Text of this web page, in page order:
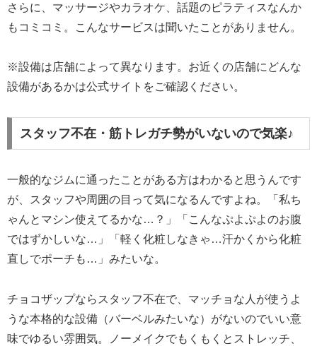
さらに、マッサージやカラオケ、話題のピラティスなんか
もコミコミ。こんなサービスは聞いたことがありません。
※設備は店舗によって異なります。お近くの店舗にどんな
設備があるかは公式サイトをご確認ください。
スタッフ不在・筋トレガチ勢がいないので気楽♪
一般的なジムに通ったことがある方はわかると思うんです
が、スタッフや周囲の目って気になるんですよね。「私ち
ゃんとマシン使えてるかな…？」「こんなぷよぷよのお腹
ではずかしいな…」「軽く化粧しなきゃ…汗かくから化粧
直しでポーチも…」みたいな。
チョコザップならスタッフ不在で、マッチョな人が使うよ
うな本格的な設備（バーベルみたいな）がないのでいい意
味でゆるい雰囲気。ノーメイクでもくもくとストレッチ、